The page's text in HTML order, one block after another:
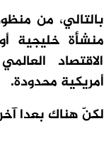
بالتالي، من
منشأة خليجية
الاقتصاد
أمريكية محدودة.
لكنّ هناك بعدا